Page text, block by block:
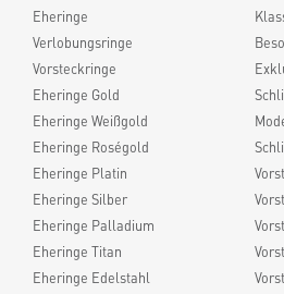
Eheringe
Verlobungsringe
Vorsteckringe
Eheringe Gold
Eheringe Weißgold
Eheringe Roségold
Eheringe Platin
Eheringe Silber
Eheringe Palladium
Eheringe Titan
Eheringe Edelstahl